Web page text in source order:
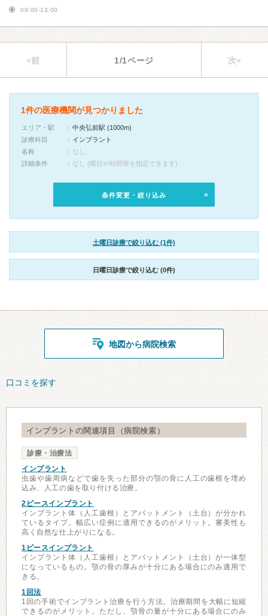
09:00-13:00
«前 1/1ページ 次»
1件の医療機関が見つかりました
エリア・駅
中央弘前駅 (1000m)
診療科目
インプラント
名称
なし
詳細条件
なし (曜日や時間帯を指定できます)
条件変更・絞り込み
土曜日診療で絞り込む (1件)
日曜日診療で絞り込む (0件)
地図から病院検索
口コミを探す
インプラントの関連項目（病院検索）
診療・治療法
インプラント
虫歯や歯周病などで歯を失った部分の顎の骨に人工の歯根を埋め
込み、人工の歯を取り付ける治療。
2ピースインプラント
インプラント体（人工歯根）とアバットメント（土台）が分かれ
ているタイプ。幅広い症例に適用できるのがメリット。審美性も
高く自然な仕上がりになる。
1ピースインプラント
インプラント体（人工歯根）とアバットメント（土台）が一体型
になっているもの。顎の骨の厚みが十分にある場合にのみ適用で
きる。
1回法
1回の手術でインプラント治療を行う方法。治療期間を大幅に短縮
できるのがメリット。ただし、顎骨の量が十分にある場合にのみ